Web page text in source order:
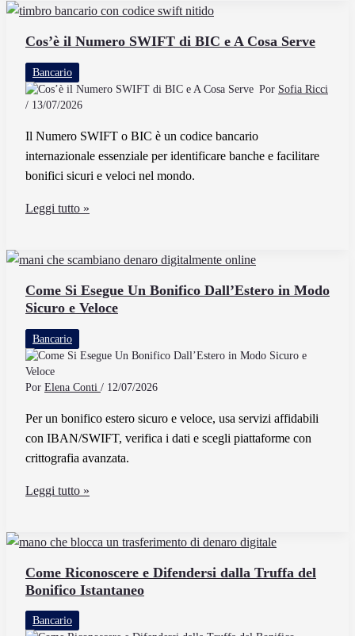
Le
Coordinate
Utilizzando
L’IBAN
Cos’è il Numero SWIFT di BIC e A Cosa Serve
Bancario
Por Sofia Ricci
/ 13/07/2026
Il Numero SWIFT o BIC è un codice bancario
internazionale essenziale per identificare banche e facilitare
bonifici sicuri e veloci nel mondo.
Cos’è
SWIFT
di
BIC
e
A
Cosa
Serve
Leggi tutto »
Come Si Esegue Un Bonifico Dall’Estero in Modo
Sicuro e Veloce
Bancario
Por Elena Conti / 12/07/2026
Per un bonifico estero sicuro e veloce, usa servizi affidabili
con IBAN/SWIFT, verifica i dati e scegli piattaforme con
crittografia avanzata.
Come
Un
Bonifico
Dall’Estero
in
Modo
Leggi tutto »
Come Riconoscere e Difendersi dalla Truffa del
Bonifico Istantaneo
Bancario